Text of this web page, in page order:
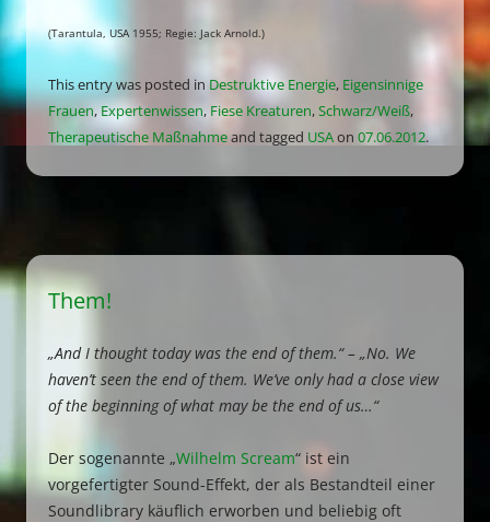
(Tarantula, USA 1955; Regie: Jack Arnold.)
This entry was posted in Destruktive Energie, Eigensinnige
Frauen,Expertenwissen, Fiese Kreaturen,Schwarz/Weiß,
Therapeutische Maßnahmeand tagged USAon 07.06.2012.
Them!
„And I thought today was the end of them.“ – „No. We
haven’t seen the end of them. We’ve only had a close view
of the beginning of what may be the end of us…“
Der sogenannte „Wilhelm Scream“ ist ein
vorgefertigter Sound-Effekt, der als Bestandteil einer
Soundlibrary käuflich erworben und beliebig oft